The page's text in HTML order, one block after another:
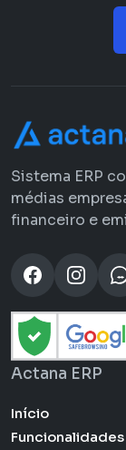
Sistema ERP
médias
financeiro e
Actana ERP
Início
Funcionalidades